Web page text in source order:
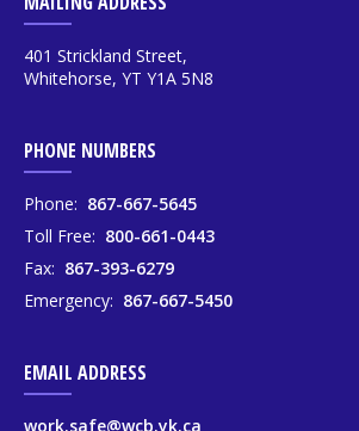
401 Strickland Street,
Whitehorse, YT Y1A 5N8
PHONE NUMBERS
Phone: 867-667-5645
Toll Free: 800-661-0443
Fax: 867-393-6279
Emergency: 867-667-5450
EMAIL ADDRESS
work.safe@wcb.yk.ca